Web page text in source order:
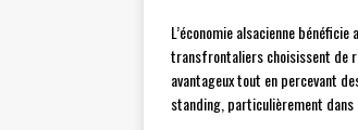
L’économie alsacienne
transfrontaliers choisissent de
avantageux tout en percevant
standing, particulièrement